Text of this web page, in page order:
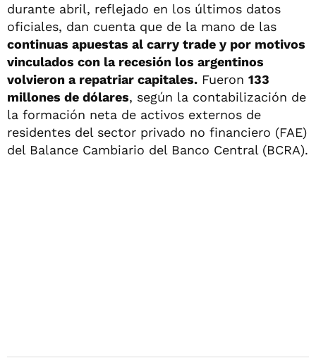
durante abril, reflejado en los últimos datos
oficiales, dan cuenta que de la mano de las
continuas apuestas al carry trade y por motivos
vinculados con la recesión los argentinos
volvieron a repatriar capitales. Fueron 133
millones de dólares, según la contabilización de
la formación neta de activos externos de
residentes del sector privado no financiero (FAE)
del Balance Cambiario del Banco Central (BCRA).